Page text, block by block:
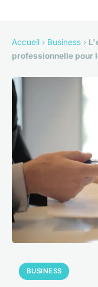
Accueil › Business ›
professionnelle pour
BUSINESS